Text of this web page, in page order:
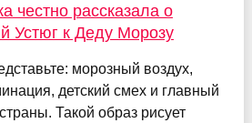
честно рассказала о
Устюг к Деду Морозу
морозный воздух,
детский смех и главный
Такой образ рисует